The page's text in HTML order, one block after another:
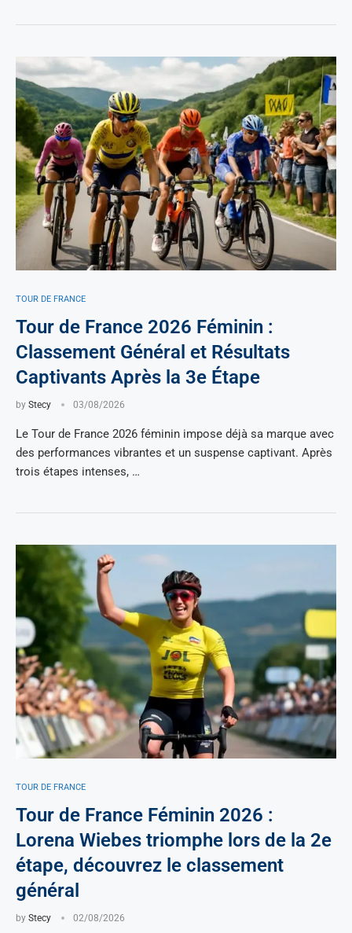
TOUR DE FRANCE
Tour de France 2026 Féminin :
Classement Général et Résultats
Captivants Après la 3e Étape
by Stecy 03/08/2026
Le Tour de France 2026 féminin impose déjà sa marque avec
des performances vibrantes et un suspense captivant. Après
trois étapes intenses, …
TOUR DE FRANCE
Tour de France Féminin 2026 :
Lorena Wiebes triomphe lors de la 2e
étape, découvrez le classement
général
by Stecy 02/08/2026